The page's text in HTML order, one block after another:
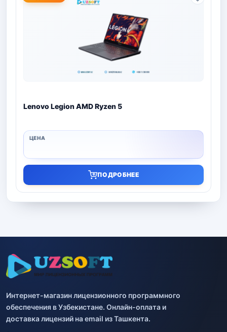
Lenovo Legion AMD Ryzen 5
ПОДРОБНЕЕ
Интернет-магазин лицензионного программного
обеспечения в Узбекистане. Онлайн-оплата и
доставка лицензий на email из Ташкента.